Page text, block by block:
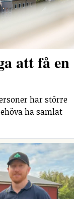
att få en
har större
ha samlat